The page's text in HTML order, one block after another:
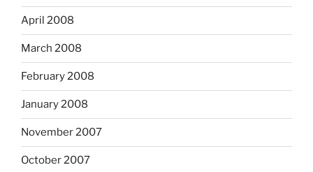
April 2008
March 2008
February 2008
January 2008
November 2007
October 2007